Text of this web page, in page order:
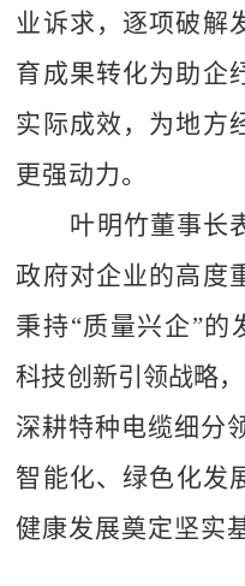
业诉求，逐项破解
育成果转化为助企
实际成效，为地方
更强动力。
叶明竹董事长
政府对企业的高度
秉持“质量兴企”的
科技创新引领战略
深耕特种电缆细分
智能化、 绿色化发
健康发展奠定坚实